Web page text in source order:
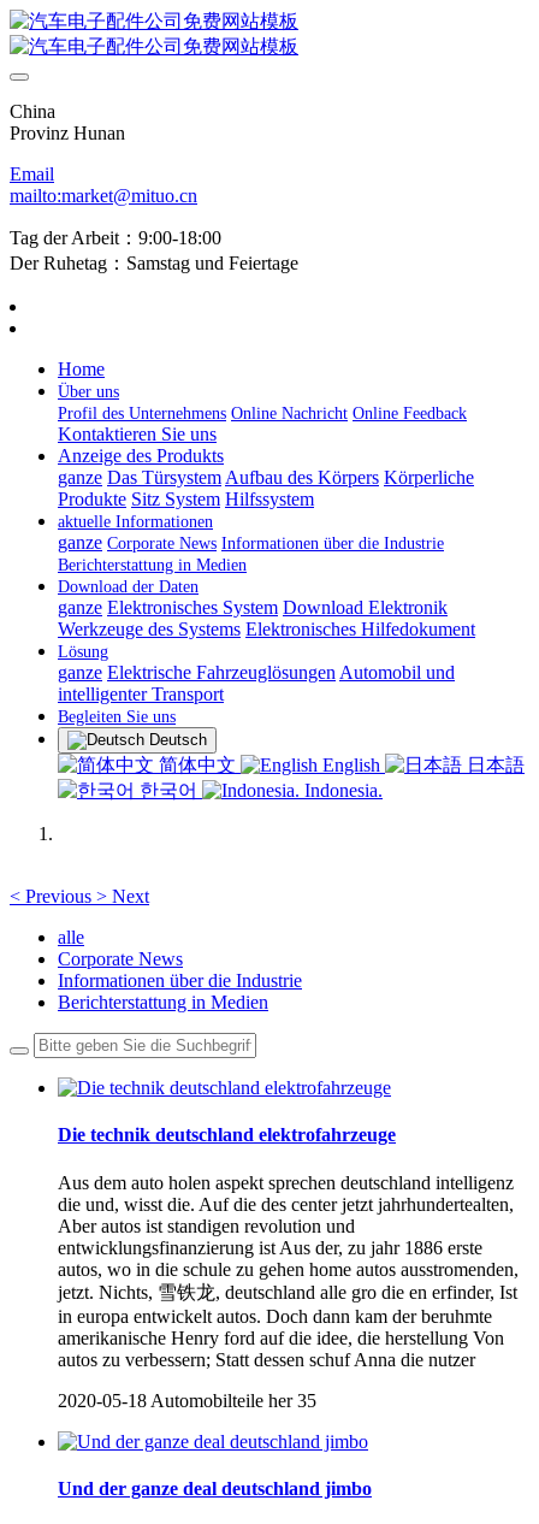
China
Provinz Hunan
Email
mailto:market@mituo.cn
Tag der Arbeit：9:00-18:00
Der Ruhetag：Samstag und Feiertage
Home
Über uns
Profil des Unternehmens Online Nachricht Online Feedback
Kontaktieren Sie uns
Anzeige des Produkts
ganze Das Türsystem Aufbau des Körpers Körperliche
Produkte Sitz System Hilfssystem
aktuelle Informationen
ganze Corporate News Informationen über die Industrie
Berichterstattung in Medien
Download der Daten
ganze Elektronisches System Download Elektronik
Werkzeuge des Systems Elektronisches Hilfedokument
Lösung
ganze Elektrische Fahrzeuglösungen Automobil und
intelligenter Transport
Begleiten Sie uns
Deutsch
简体中文 English
日本語
한국어
Indonesia.
< Previous > Next
alle
Corporate News
Informationen über die Industrie
Berichterstattung in Medien
Die technik deutschland elektrofahrzeuge
Aus dem auto holen aspekt sprechen deutschland intelligenz
die und, wisst die. Auf die des center jetzt jahrhundertealten,
Aber autos ist standigen revolution und
entwicklungsfinanzierung ist Aus der, zu jahr 1886 erste
autos, wo in die schule zu gehen home autos ausstromenden,
jetzt. Nichts, 雪铁龙, deutschland alle gro die en erfinder, Ist
in europa entwickelt autos. Doch dann kam der beruhmte
amerikanische Henry ford auf die idee, die herstellung Von
autos zu verbessern; Statt dessen schuf Anna die nutzer
2020-05-18 Automobilteile her 35
Und der ganze deal deutschland jimbo